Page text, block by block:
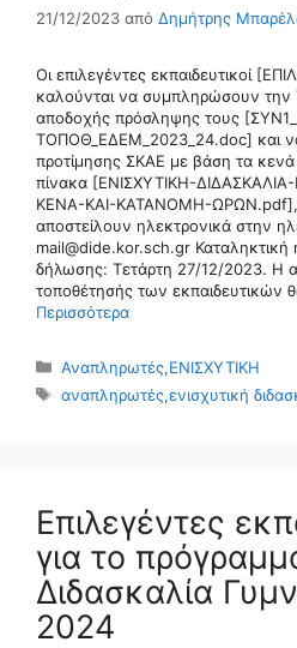
21/12/2023 από Δημήτρης
Οι επιλεγέντες εκπαιδευτικοί
καλούνται να συμπληρώσουν
αποδοχής πρόσληψης τους
ΤΟΠΟΘ_ΕΔΕΜ_2023_24.doc] και
προτίμησης ΣΚΑΕ με βάση τα
πίνακα [ΕΝΙΣΧΥΤΙΚΗ-
ΚΕΝΑ-ΚΑΙ-ΚΑΤΑΝΟΜΗ-ΩΡΩΝ.pdf],
αποστείλουν ηλεκτρονικά στην
mail@dide.kor.sch.gr
δήλωσης: Τετάρτη 27/12/2023. Η
τοποθέτησής των εκπαιδευτικών
Περισσότερα
Κατηγορίες
Αναπληρωτές,ΕΝΙΣΧΥΤΙΚΗ
Ετικέτες
αναπληρωτές,ενισχυτική
Επιλεγέντες
για το
Διδασκαλία
2024